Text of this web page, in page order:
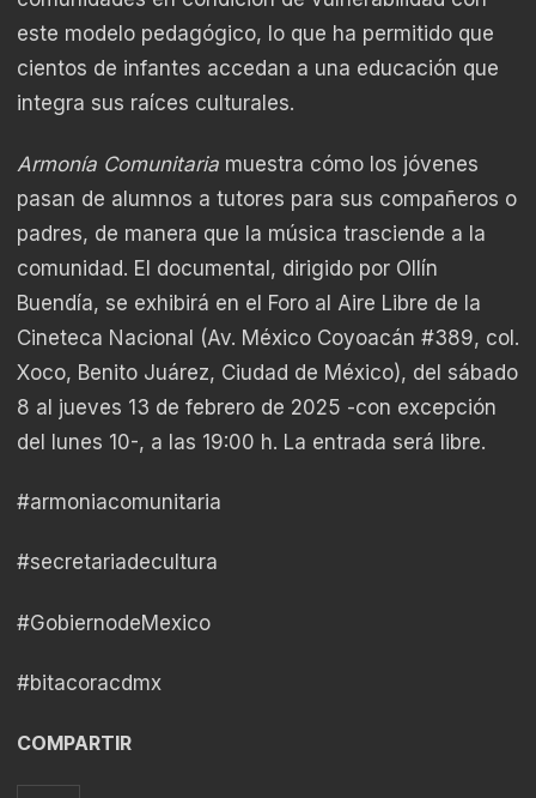
este modelo pedagógico, lo que ha permitido que
cientos de infantes accedan a una educación que
integra sus raíces culturales.
Armonía Comunitaria muestra cómo los jóvenes
pasan de alumnos a tutores para sus compañeros o
padres, de manera que la música trasciende a la
comunidad. El documental, dirigido por Ollín
Buendía, se exhibirá en el Foro al Aire Libre de la
Cineteca Nacional (Av. México Coyoacán #389, col.
Xoco, Benito Juárez, Ciudad de México), del sábado
8 al jueves 13 de febrero de 2025 -con excepción
del lunes 10-, a las 19:00 h. La entrada será libre.
#armoniacomunitaria
#secretariadecultura
#GobiernodeMexico
#bitacoracdmx
COMPARTIR